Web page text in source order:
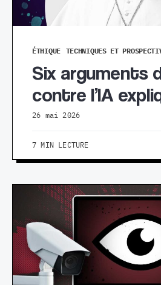
ÉTHIQUE TECHNIQUES ET
Six arguments
contre l’IA
26 mai 2026
7 MIN LECTURE